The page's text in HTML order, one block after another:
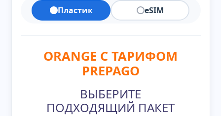
Пластик eSIM
ORANGE С ТАРИФОМ
PREPAGO
ВЫБЕРИТЕ
ПОДХОДЯЩИЙ ПАКЕТ